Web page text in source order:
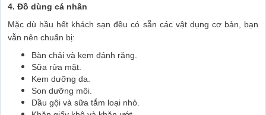
4. Đồ dùng cá nhân
Mặc dù hầu hết khách sạn đều có sẵn các vật dụng cơ bản, bạn
vẫn nên chuẩn bị:
Bàn chải và kem đánh răng.
Sữa rửa mặt.
Kem dưỡng da.
Son dưỡng môi.
Dầu gội và sữa tắm loại nhỏ.